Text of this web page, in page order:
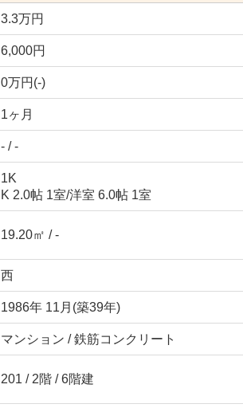
3.3万円
6,000円
0万円(-)
1ヶ月
- / -
1K
K 2.0帖 1室/洋室 6.0帖 1室
19.20㎡ / -
西
1986年 11月(築39年)
マンション / 鉄筋コンクリート
201 / 2階 / 6階建